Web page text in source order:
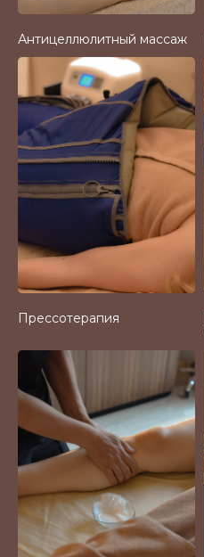
Антицеллюлитный массаж
Прессотерапия